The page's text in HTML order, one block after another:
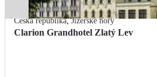
Česká republika,Jizerské hory
Clarion Grandhotel Zlatý Lev